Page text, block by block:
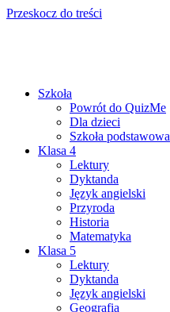
Przeskocz do treści
Szkoła
Powrót do QuizMe
Dla dzieci
Szkoła podstawowa
Klasa 4
Lektury
Dyktanda
Język angielski
Przyroda
Historia
Matematyka
Klasa 5
Lektury
Dyktanda
Język angielski
Geografia